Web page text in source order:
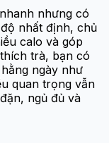
nhưng có
nhất định, chủ
calo và góp
trà, bạn có
ngày như
quan trọng vẫn
ngủ đủ và